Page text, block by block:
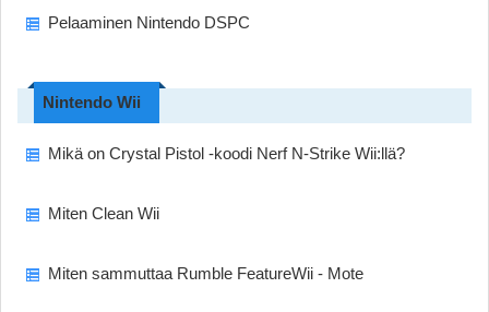
Pelaaminen Nintendo DSPC
Nintendo Wii
Mikä on Crystal Pistol -koodi Nerf N-Strike Wii:llä?
Miten Clean Wii
Miten sammuttaa Rumble FeatureWii - Mote